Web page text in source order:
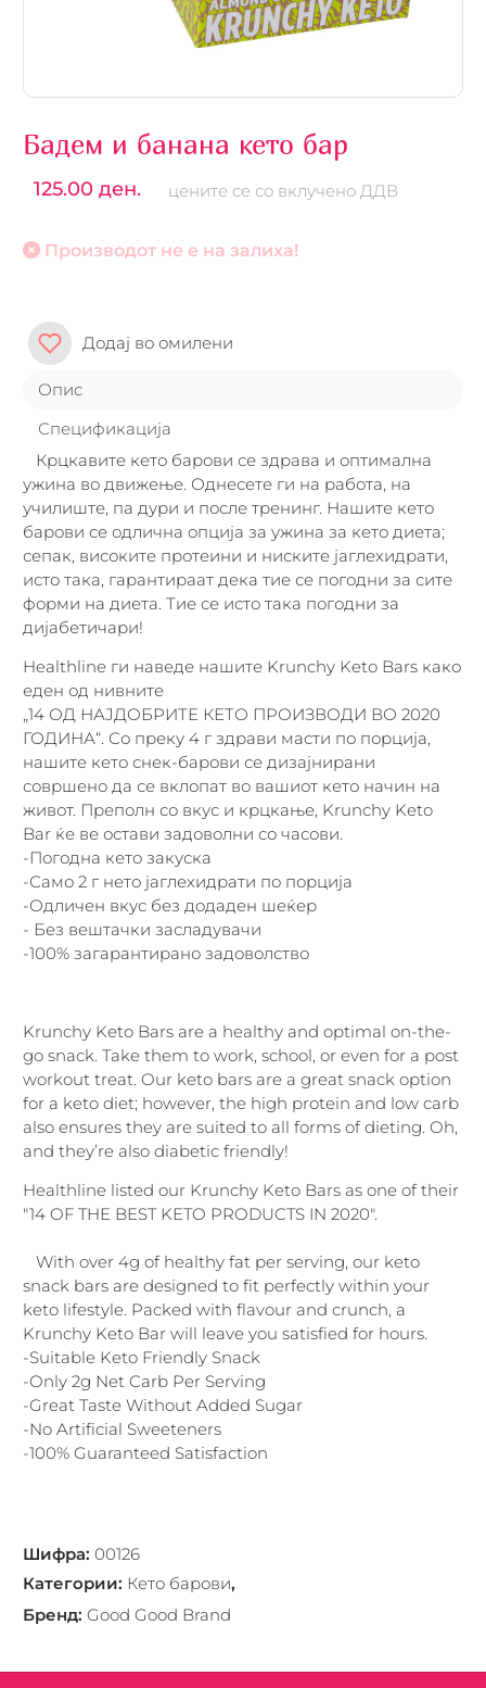
Бадем и банана кето бар
125.00 ден. цените се со вклучено ДДВ
Производот не е на залиха!
Додај во омилени
Опис
Спецификација
Крцкавите кето барови се здрава и оптимална
ужина во движење. Однесете ги на работа, на
училиште, па дури и после тренинг. Нашите кето
барови се одлична опција за ужина за кето диета;
сепак, високите протеини и ниските јаглехидрати,
исто така, гарантираат дека тие се погодни за сите
форми на диета. Тие се исто така погодни за
дијабетичари!
Healthline ги наведе нашите Krunchy Keto Bars како
еден од нивните
„14 ОД НАЈДОБРИТЕ КЕТО ПРОИЗВОДИ ВО 2020
ГОДИНА“. Со преку 4 г здрави масти по порција,
нашите кето снек-барови се дизајнирани
совршено да се вклопат во вашиот кето начин на
живот. Преполн со вкус и крцкање, Krunchy Keto
Bar ќе ве остави задоволни со часови.
-Погодна кето закуска
-Само 2 г нето јаглехидрати по порција
-Одличен вкус без додаден шеќер
- Без вештачки засладувачи
-100% загарантирано задоволство
Krunchy Keto Bars are a healthy and optimal on-the-
go snack. Take them to work, school, or even for a post
workout treat. Our keto bars are a great snack option
for a keto diet; however, the high protein and low carb
also ensures they are suited to all forms of dieting. Oh,
and they’re also diabetic friendly!
Healthline listed our Krunchy Keto Bars as one of their
"14 OF THE BEST KETO PRODUCTS IN 2020".
With over 4g of healthy fat per serving, our keto
snack bars are designed to fit perfectly within your
keto lifestyle. Packed with flavour and crunch, a
Krunchy Keto Bar will leave you satisfied for hours.
-Suitable Keto Friendly Snack
-Only 2g Net Carb Per Serving
-Great Taste Without Added Sugar
-No Artificial Sweeteners
-100% Guaranteed Satisfaction
Шифра: 00126
Категории: Кето барови,
Бренд: Good Good Brand